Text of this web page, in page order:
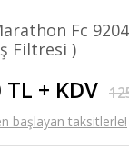
Fc
Filtresi )
+ KDV
başlayan taksitlerle!